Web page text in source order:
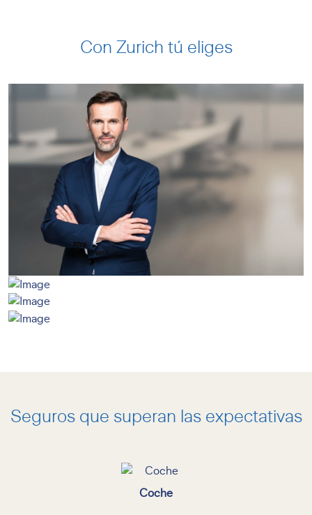
Con Zurich tú eliges
Seguros que superan las expectativas
Coche